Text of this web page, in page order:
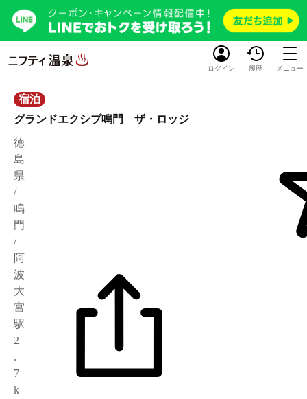
ログイン 履歴 メニュー
宿泊
グランドエクシブ鳴門 ザ・ロッジ
徳
島
県
/
鳴
門
/
阿
波
大
宮
駅
2
.
7
k